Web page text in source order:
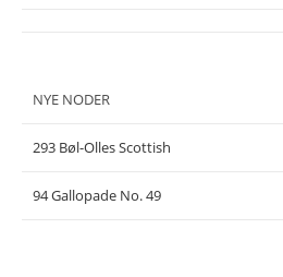
NYE NODER
293 Bøl-Olles Scottish
94 Gallopade No. 49